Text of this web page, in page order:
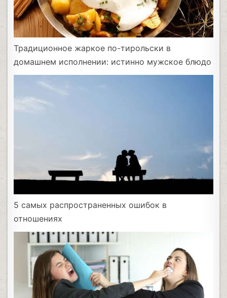
Традиционное жаркое по-тирольски в
домашнем исполнении: истинно мужское блюдо
5 самых распространенных ошибок в
отношениях